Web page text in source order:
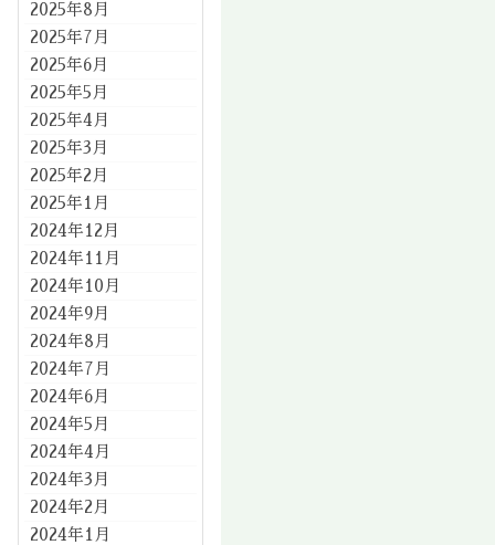
2025年8月
2025年7月
2025年6月
2025年5月
2025年4月
2025年3月
2025年2月
2025年1月
2024年12月
2024年11月
2024年10月
2024年9月
2024年8月
2024年7月
2024年6月
2024年5月
2024年4月
2024年3月
2024年2月
2024年1月